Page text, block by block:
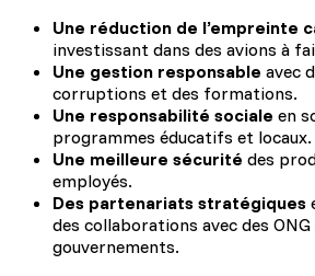
Une réduction de l’empreinte
investissant dans des avions à
Une gestion responsable avec
corruptions et des formations.
Une responsabilité sociale en
programmes éducatifs et locaux.
Une meilleure sécurité des
employés.
Des partenariats stratégiques
des collaborations avec des ONG
gouvernements.